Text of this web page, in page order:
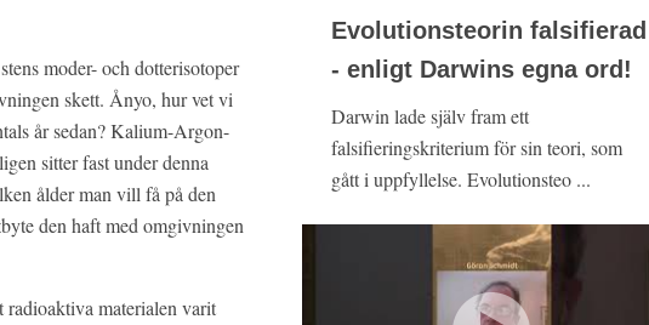
moder- och dotterisotoper
skett. Ånyo, hur vet vi
år sedan? Kalium-Argon-
sitter fast under denna
ålder man vill få på den
den haft med omgivningen
radioaktiva materialen varit
Evolutionsteorin falsifierad
- enligt Darwins egna ord!
Darwin lade själv fram ett
falsifieringskriterium för sin teori, som
gått i uppfyllelse. Evolutionsteo ...